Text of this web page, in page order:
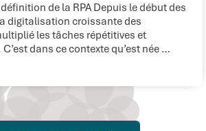
de la RPA Depuis le début des
digitalisation croissante des
les tâches répétitives et
dans ce contexte qu’est née …